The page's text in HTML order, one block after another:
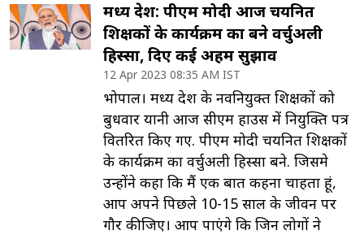
मध्य प्रदेश: पीएम मोदी आज चयनित
शिक्षकों के कार्यक्रम का बने वर्चुअली
हिस्सा, दिए कई अहम सुझाव
12 Apr 2023 08:35 AM IST
भोपाल। मध्य प्रदेश के नवनियुक्त शिक्षकों को
बुधवार यानी आज सीएम हाउस में नियुक्ति पत्र
वितरित किए गए. पीएम मोदी चयनित शिक्षकों
के कार्यक्रम का वर्चुअली हिस्सा बने. जिसमे
उन्होंने कहा कि मैं एक बात कहना चाहता हूं,
आप अपने पिछले 10-15 साल के जीवन पर
गौर कीजिए। आप पाएंगे कि जिन लोगों ने